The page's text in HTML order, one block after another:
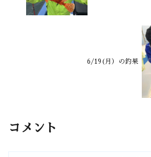
6/19(月）の釣果
コメント